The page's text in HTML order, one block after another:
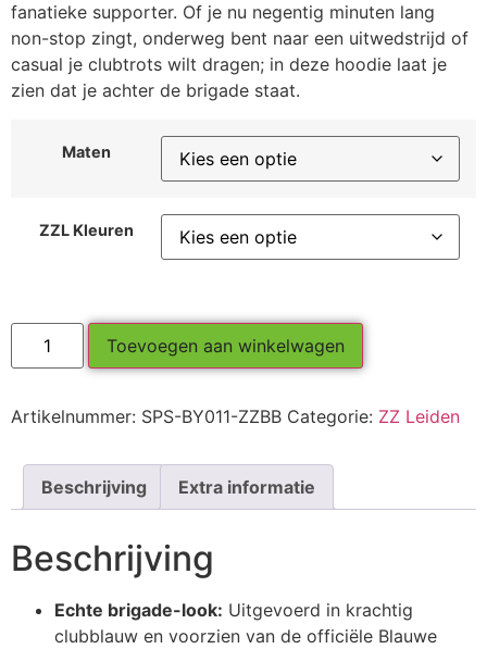
fanatieke supporter. Of je nu negentig minuten lang
non-stop zingt, onderweg bent naar een uitwedstrijd of
casual je clubtrots wilt dragen; in deze hoodie laat je
zien dat je achter de brigade staat.
Maten
ZZL Kleuren
Toevoegen aan winkelwagen
Artikelnummer: SPS-BY011-ZZBB Categorie: ZZ Leiden
Beschrijving Extra informatie
Beschrijving
Echte brigade-look: Uitgevoerd in krachtig
clubblauw en voorzien van de officiële Blauwe